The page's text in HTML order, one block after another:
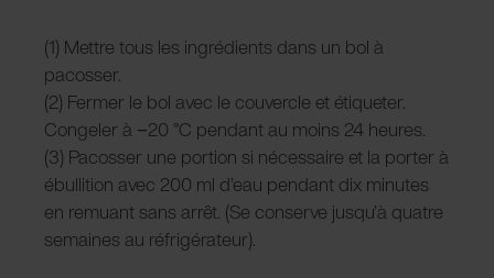
(1) Mettre tous les ingrédients dans un bol à
pacosser.
(2) Fermer le bol avec le couvercle et étiqueter.
Congeler à −20 °C pendant au moins 24 heures.
(3) Pacosser une portion si nécessaire et la porter à
ébullition avec 200 ml d’eau pendant dix minutes
en remuant sans arrêt. (Se conserve jusqu’à quatre
semaines au réfrigérateur).